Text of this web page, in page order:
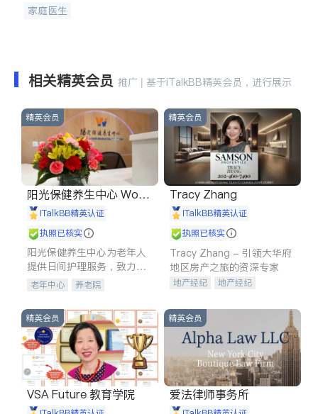
家庭医生
相关精英会员 推广 | 基于iTalkBB精英会员，进行展示
精英会员
阳光保健养生中心 World
shine
iTalkBB精英认证
执照已核实
阳光保健养生中心为老年人
提供日间护理服务，致力于
通过持续的护理创新来有效
老年中心 养老院
精英会员
Tracy Zhang
iTalkBB精英认证
执照已核实
Tracy Zhang - 引领大华府
地区房产之旅的资深专家
地产经纪
地产经纪
商铺租售
精英会员
VSA Future 教育学院
精英会员
爱法律师事务所